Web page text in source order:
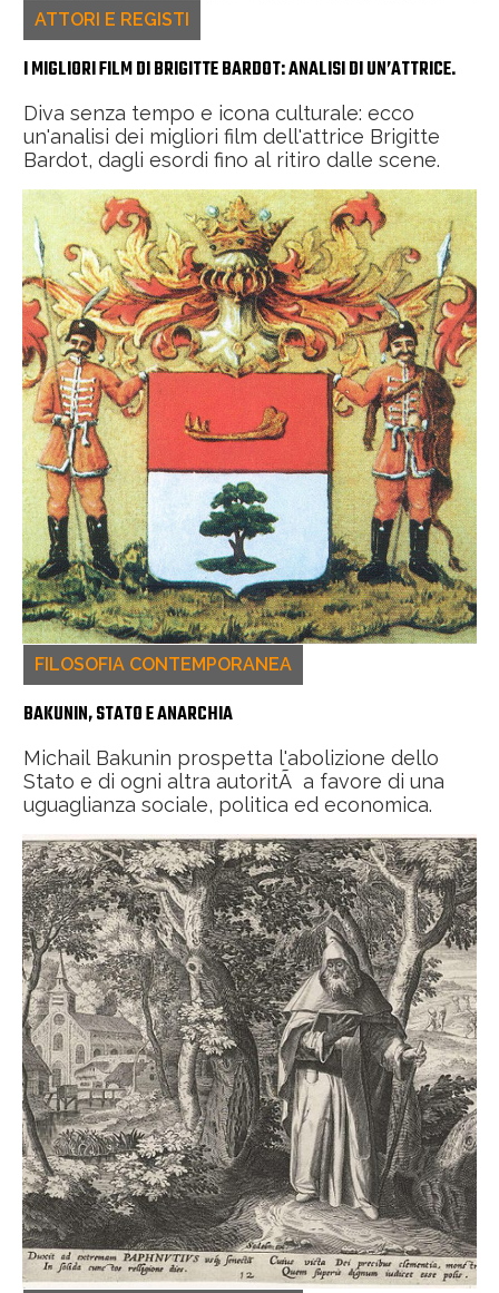
ATTORI E REGISTI
I MIGLIORI FILM DI BRIGITTE BARDOT: ANALISI DI UN’ATTRICE.
Diva senza tempo e icona culturale: ecco
un'analisi dei migliori film dell'attrice Brigitte
Bardot, dagli esordi fino al ritiro dalle scene.
FILOSOFIA CONTEMPORANEA
BAKUNIN, STATO E ANARCHIA
Michail Bakunin prospetta l'abolizione dello
Stato e di ogni altra autoritÃ a favore di una
uguaglianza sociale, politica ed economica.